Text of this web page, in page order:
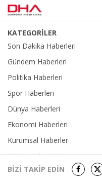
KATEGORİLER
Son Dakika Haberleri
Gündem Haberleri
Politika Haberleri
Spor Haberleri
Dünya Haberleri
Ekonomi Haberleri
Kurumsal Haberler
Eğitim Haberleri
Yerel Haberler
BİZİ TAKİP EDİN